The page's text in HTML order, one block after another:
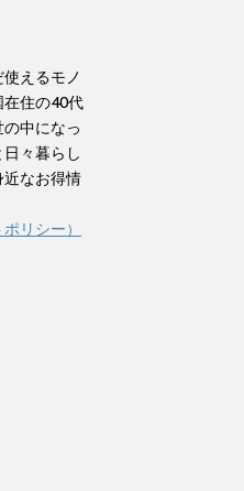
えるモノ
在住の40代
中になっ
々暮らし
なお得情
リシー）